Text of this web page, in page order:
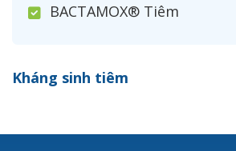
BACTAMOX® Tiêm
Ceftizoxim®
Kháng sinh tiêm